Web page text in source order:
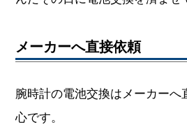
メーカーへ直接依頼
腕時計の電池交換はメーカー
心です。